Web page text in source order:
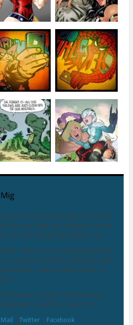
Mig
Fan de tout ce qui se rapproche d’une
BD, de jeux vidéo, jdr, des jeux de mot
à 2 sous. Je vis à Geneva Beach city.
Aime : Écrire, dormir. Les averses d’été.
Les siestes qui durent des heures. Mes
potes.Avoir raison, même quand j’ai
tort.
N’aime pas : Les gens qui se sentent
supérieurs. Les choux. Avoir tort.
Mail | Twitter| Facebook